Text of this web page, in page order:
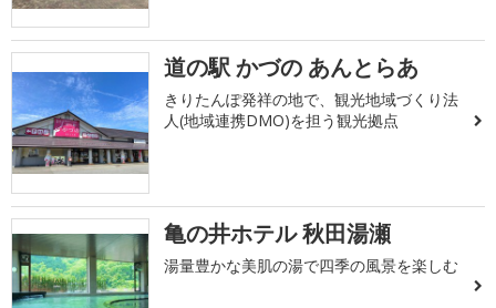
道の駅 かづの あんとらあ
きりたんぽ発祥の地で、観光地域づくり法
人(地域連携DMO)を担う観光拠点
亀の井ホテル 秋田湯瀬
湯量豊かな美肌の湯で四季の風景を楽しむ